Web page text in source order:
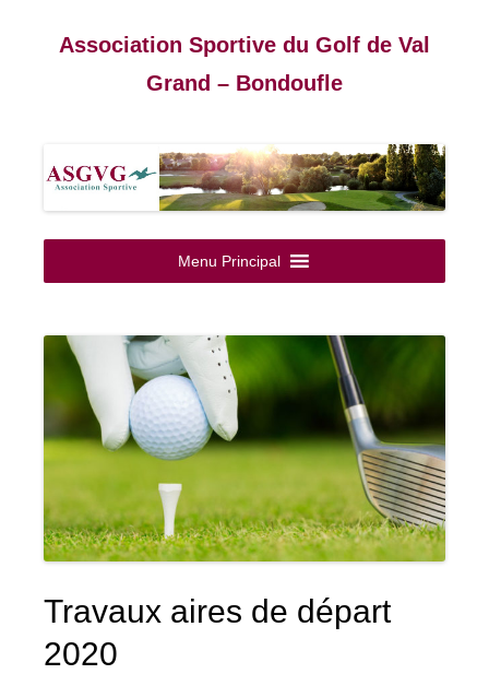
Association Sportive du Golf de Val
Grand – Bondoufle
au
contenu
Menu Principal
Travaux aires de départ
2020